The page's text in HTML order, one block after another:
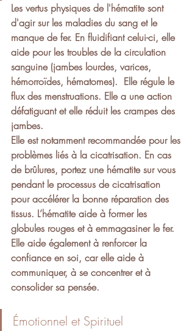
Les vertus physiques de l'hématite sont
d'agir sur les maladies du sang et le
manque de fer. En fluidifiant celui-ci, elle
aide pour les troubles de la circulation
sanguine (jambes lourdes, varices,
hémorroïdes, hématomes).  Elle régule le
flux des menstruations. Elle a une action
défatiguant et elle réduit les crampes des
jambes.
Elle est notamment recommandée pour les
problèmes liés à la cicatrisation. En cas
de brûlures, portez une hématite sur vous
pendant le processus de cicatrisation
pour accélérer la bonne réparation des
tissus. L’hématite aide à former les
globules rouges et à emmagasiner le fer.
Elle aide également à renforcer la
confiance en soi, car elle aide à
communiquer, à se concentrer et à
consolider sa pensée.
Émotionnel et Spirituel